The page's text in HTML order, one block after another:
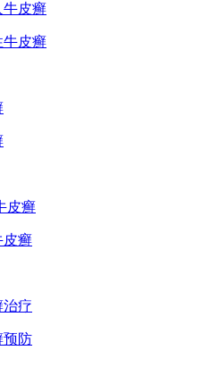
牛皮癣
牛皮癣
皮癣
皮癣
治疗
预防